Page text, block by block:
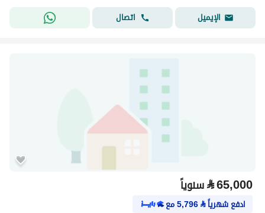
الإيميل
اتصال
⃁65,000 سنوياً
ادفع شهرياً⃁
5,796مع